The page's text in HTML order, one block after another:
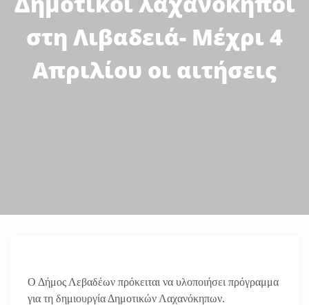
στη Λιβαδειά- Μέχρι 4
Απριλίου οι αιτήσεις
Ο Δήμος Λεβαδέων πρόκειται να υλοποιήσει πρόγραμμα
για τη δημιουργία Δημοτικών Λαχανόκηπων.